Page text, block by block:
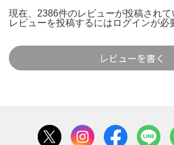
現在、2386件のレビューが投稿されて
レビューを投稿するには ログインが必
レビューを書く